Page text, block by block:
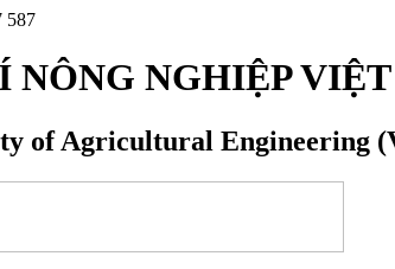
587
NÔNG NGHIỆP
of Agricultural Engineering